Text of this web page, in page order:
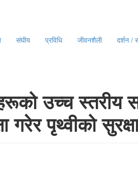
संघीय प्रविधि जीवनशैली दर्शन /
उच्च स्तरीय
गरेर पृथ्वीको